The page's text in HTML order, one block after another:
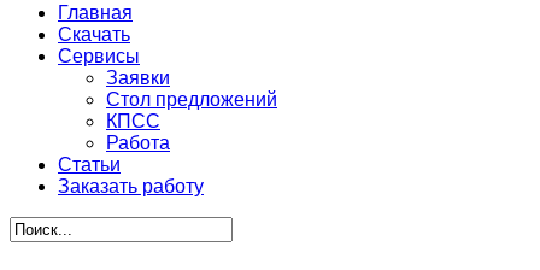
Главная
Скачать
Сервисы
Заявки
Стол предложений
КПСС
Работа
Статьи
Заказать работу